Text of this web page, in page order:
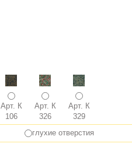
Арт. К
106
Арт. К
326
Арт. К
329
глухие отверстия